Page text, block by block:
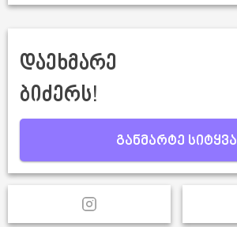
დაეხმარე
ბიძერს!
განმარტე სიტყვა